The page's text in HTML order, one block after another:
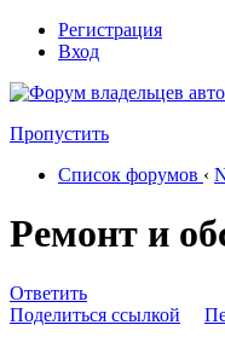
Регистрация
Вход
Пропустить
Список форумов ‹
Ремонт и
Ответить
Поделиться ссылкой